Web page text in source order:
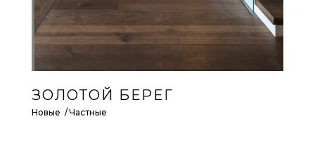
ЗОЛОТОЙ БЕРЕГ
Новые Частные